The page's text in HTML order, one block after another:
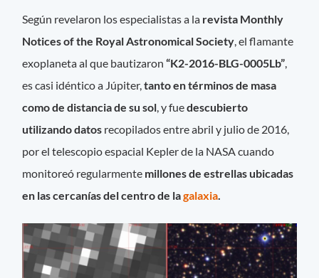
Según revelaron los especialistas a la revista Monthly
Notices of the Royal Astronomical Society, el flamante
exoplaneta al que bautizaron“K2-2016-BLG-0005Lb”,
es casi idéntico a Júpiter,tanto en términos de masa
como de distancia de su sol, y fuedescubierto
utilizando datos recopilados entre abril y julio de 2016,
por el telescopio espacial Kepler de la NASA cuando
monitoreó regularmente millones de estrellas ubicadas
en las cercanías del centro de lagalaxia.